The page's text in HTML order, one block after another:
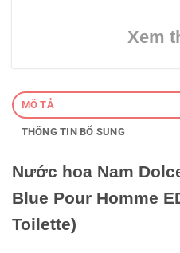
Xem
MÔ TẢ
THÔNG TIN BỔ SUNG
Nước hoa Nam
Blue Pour Homme
Toilette)